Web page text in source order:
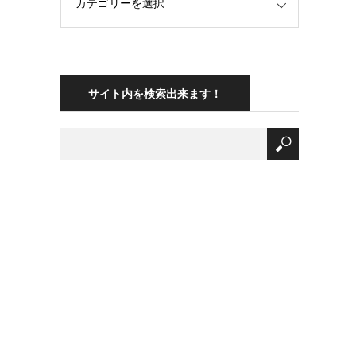
サイト内を検索出来ます！